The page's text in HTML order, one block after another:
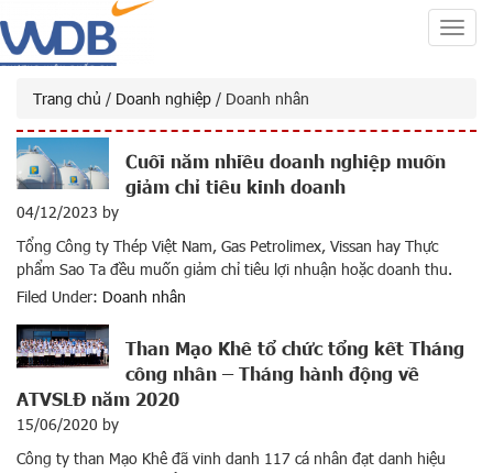
Trang chủ / Doanh nghiệp / Doanh nhân
Cuối năm nhiều doanh nghiệp muốn
giảm chỉ tiêu kinh doanh
04/12/2023 by
Tổng Công ty Thép Việt Nam, Gas Petrolimex, Vissan hay Thực
phẩm Sao Ta đều muốn giảm chỉ tiêu lợi nhuận hoặc doanh thu.
Chỉ còn khoảng 1 tháng nữa là hết năm 2023. Nhiều doanh nghiệp
chỉnh kế hoạch kinh […]
Filed Under: Doanh nhân
Than Mạo Khê tổ chức tổng kết Tháng
công nhân – Tháng hành động về
ATVSLĐ năm 2020
15/06/2020 by
Công ty than Mạo Khê đã vinh danh 117 cá nhân đạt danh hiệu